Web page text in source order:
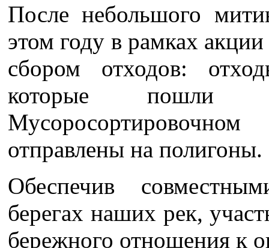
После небольшого
этом году в рамках
сбором отходов:
которые пошли
отправлены на полигоны.
Обеспечив
берегах наших рек,
бережного отношения к